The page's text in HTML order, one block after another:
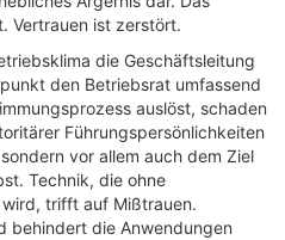
Vertrauen ist zerstört.
die Geschäftsleitung
den Betriebsrat umfassend
auslöst, schaden
Führungspersönlichkeiten
vor allem auch dem Ziel
Technik, die ohne
trifft auf Mißtrauen.
behindert die Anwendungen